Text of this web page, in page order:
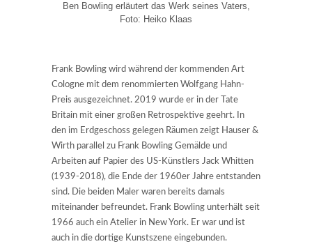
Ben Bowling erläutert das Werk seines Vaters,
Foto: Heiko Klaas
Frank Bowling wird während der kommenden Art
Cologne mit dem renommierten Wolfgang Hahn-
Preis ausgezeichnet. 2019 wurde er in der Tate
Britain mit einer großen Retrospektive geehrt. In
den im Erdgeschoss gelegen Räumen zeigt Hauser &
Wirth parallel zu Frank Bowling Gemälde und
Arbeiten auf Papier des US-Künstlers Jack Whitten
(1939-2018), die Ende der 1960er Jahre entstanden
sind. Die beiden Maler waren bereits damals
miteinander befreundet. Frank Bowling unterhält seit
1966 auch ein Atelier in New York. Er war und ist
auch in die dortige Kunstszene eingebunden.